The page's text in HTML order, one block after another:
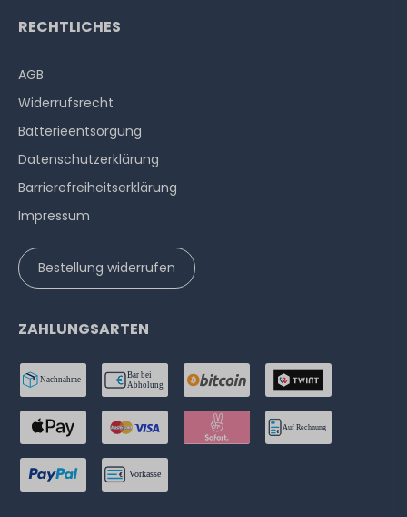
RECHTLICHES
AGB
Widerrufs­recht
Batterieentsorgung
Datenschutzerklärung
Barrierefreiheitserklärung
Impressum
Bestellung widerrufen
ZAHLUNGSARTEN